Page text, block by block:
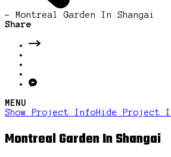
- Montreal Garden In Shangai
Share
MENU
Show Project InfoHide Project
Montreal Garden In Shangai